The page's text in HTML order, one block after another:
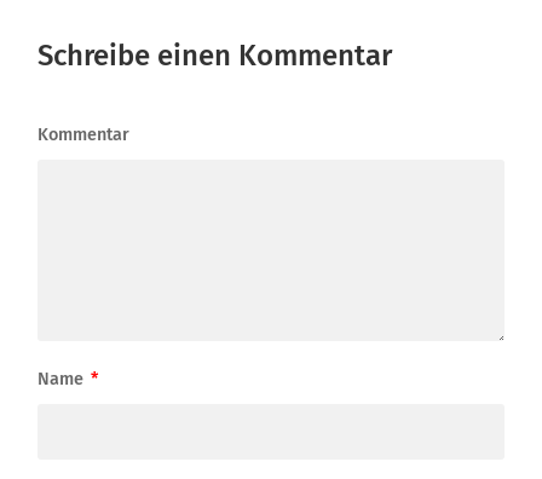
Schreibe einen Kommentar
Kommentar
Name *